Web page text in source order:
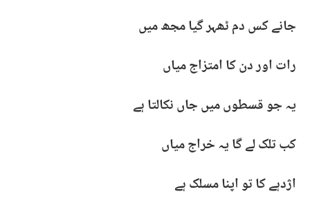
جانے کس دم ٹھہر گیا مجھ میں
رات اور دن کا امتزاج میاں
یہ جو قسطوں میں جاں نکالتا ہے
کب تلک لے گا یہ خراج میاں
اژدہے کا تو اپنا مسلک ہے